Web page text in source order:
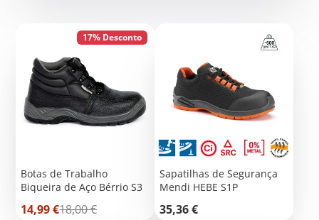
17% Desconto
Botas de Trabalho
Biqueira de Aço Bérrio S3
Preço
14,99 €Preço
18,00 €
Sapatilhas de Segurança
Mendi HEBE S1P
Preço
35,36 €